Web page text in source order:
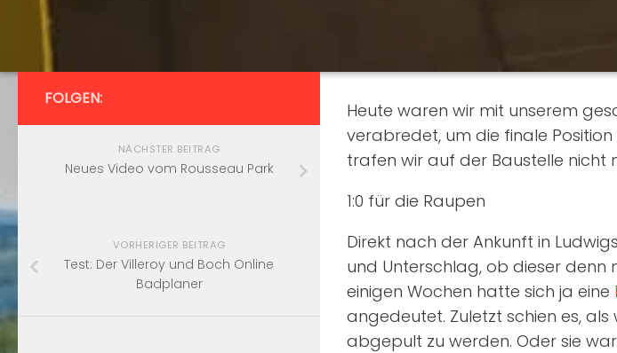
Heute waren wir mit unserem
verabredet, um die finale
trafen wir auf der Baustelle nicht
1:0 für die Raupen
Direkt nach der Ankunft in
und Unterschlag, ob dieser denn
einigen Wochen hatte sich ja eine
angedeutet. Zuletzt schien es,
abgepult zu werden. Oder sie
FOLGEN:
NÄCHSTER BEITRAG
Neues Video vom Rousseau Park
VORHERIGER BEITRAG
Test: Der Villeroy und Boch Online
Badplaner